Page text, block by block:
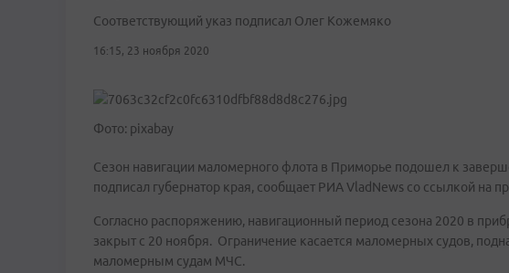
Соответствующий указ подписал Олег Кожемяко
16:15, 23 ноября 2020
Фото: pixabay
Сезон навигации маломерного флота в Приморье подошел к
подписал губернатор края, сообщает РИА VladNews со ссылкой на
Согласно распоряжению, навигационный период сезона 2020 в
закрыт с 20 ноября. Ограничение касается маломерных судов,
маломерным судам МЧС.